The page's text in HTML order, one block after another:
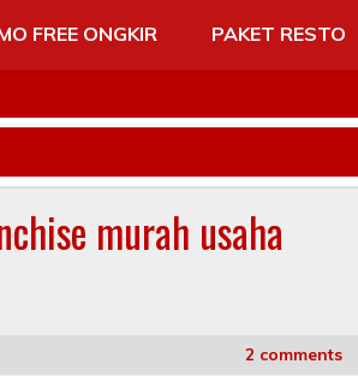
FREE ONGKIR
PAKET RESTO
murah usaha
2 comments